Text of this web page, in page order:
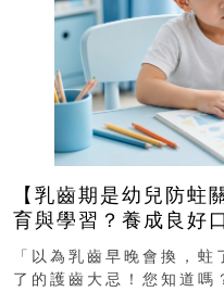
【乳齒期是幼兒防蛀
育與學習？養成良好口腔習慣，
瑯質 兒童牙膏防護指
「以為乳齒早晚會換，
了的護齒大忌！您知道嗎